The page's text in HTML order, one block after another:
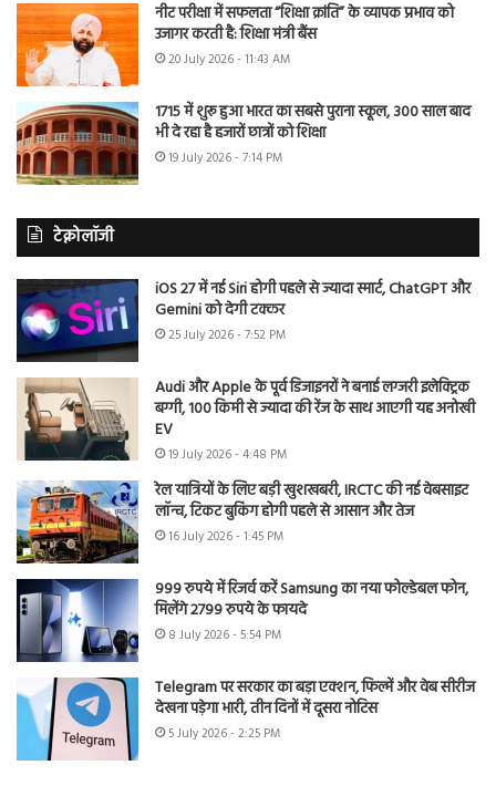
नीट परीक्षा में सफलता “शिक्षा क्रांति” के व्यापक प्रभाव को
उजागर करती है: शिक्षा मंत्री बैंस
20 July 2026 - 11:43 AM
1715 में शुरू हुआ भारत का सबसे पुराना स्कूल, 300 साल बाद
भी दे रहा है हजारों छात्रों को शिक्षा
19 July 2026 - 7:14 PM
टेक्नोलॉजी
iOS 27 में नई Siri होगी पहले से ज्यादा स्मार्ट, ChatGPT और
Gemini को देगी टक्कर
25 July 2026 - 7:52 PM
Audi और Apple के पूर्व डिजाइनरों ने बनाई लग्जरी इलेक्ट्रिक
बग्गी, 100 किमी से ज्यादा की रेंज के साथ आएगी यह अनोखी
EV
19 July 2026 - 4:48 PM
रेल यात्रियों के लिए बड़ी खुशखबरी, IRCTC की नई वेबसाइट
लॉन्च, टिकट बुकिंग होगी पहले से आसान और तेज
16 July 2026 - 1:45 PM
999 रुपये में रिजर्व करें Samsung का नया फोल्डेबल फोन,
मिलेंगे 2799 रुपये के फायदे
8 July 2026 - 5:54 PM
Telegram पर सरकार का बड़ा एक्शन, फिल्में और वेब सीरीज
देखना पड़ेगा भारी, तीन दिनों में दूसरा नोटिस
5 July 2026 - 2:25 PM